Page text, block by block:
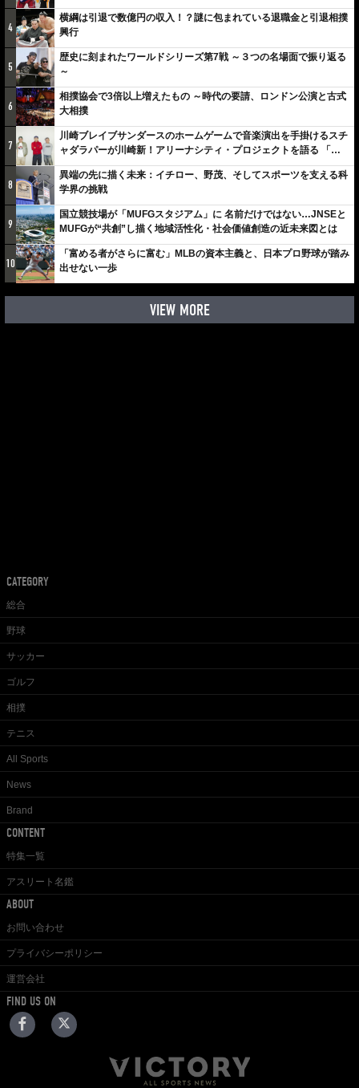
4
横綱は引退で数億円の収入！？謎に包まれている退職金と引退相撲
興行
5
歴史に刻まれたワールドシリーズ第7戦 ～３つの名場面で振り返る
～
6
相撲協会で3倍以上増えたもの ～時代の要請、ロンドン公演と古式
大相撲
7
川崎ブレイブサンダースのホームゲームで音楽演出を手掛けるスチ
ャダラパーが川崎新！アリーナシティ・プロジェクトを語る 「楽
しみでしかないでしょ。川崎は、ずっと成長曲線だから」
8
異端の先に描く未来：イチロー、野茂、そしてスポーツを支える科
学界の挑戦
9
国立競技場が「MUFGスタジアム」に 名前だけではない…JNSEと
MUFGが“共創”し描く地域活性化・社会価値創造の近未来図とは
10
「富める者がさらに富む」MLBの資本主義と、日本プロ野球が踏み
出せない一歩
VIEW MORE
CATEGORY
総合
野球
サッカー
ゴルフ
相撲
テニス
All Sports
News
Brand
CONTENT
特集一覧
アスリート名鑑
ABOUT
お問い合わせ
プライバシーポリシー
運営会社
FIND US ON